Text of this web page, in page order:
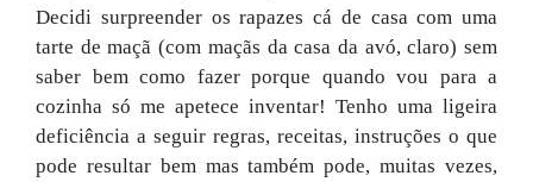
Decidi surpreender os rapazes cá de casa com uma
tarte de maçã (com maçãs da casa da avó, claro) sem
saber bem como fazer porque quando vou para a
cozinha só me apetece inventar! Tenho uma ligeira
deficiência a seguir regras, receitas, instruções o que
pode resultar bem mas também pode, muitas vezes,